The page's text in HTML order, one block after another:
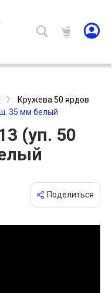
Кружева 50 ярдов
35 мм белый
(уп. 50
Поделиться